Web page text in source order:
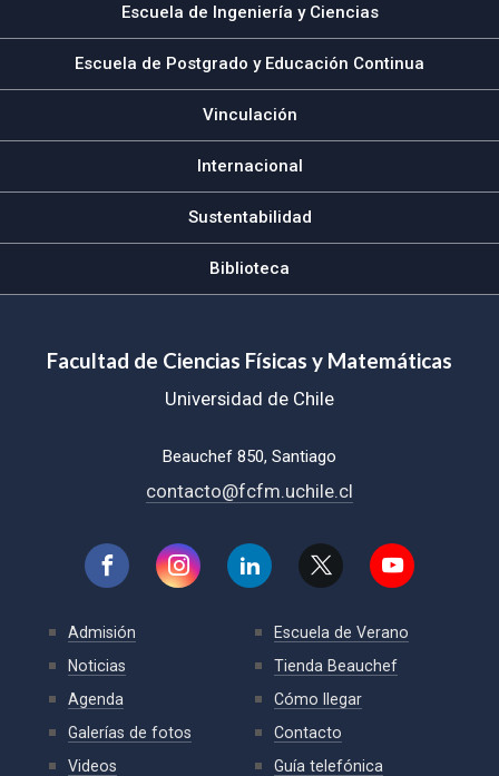
Escuela de Ingeniería y Ciencias
Escuela de Postgrado y Educación Continua
Vinculación
Internacional
Sustentabilidad
Biblioteca
Facultad de Ciencias Físicas y Matemáticas
Universidad de Chile
Beauchef 850, Santiago
contacto@fcfm.uchile.cl
Admisión
Noticias
Agenda
Galerías de fotos
Videos
Escuela de Verano
Tienda Beauchef
Cómo llegar
Contacto
Guía telefónica